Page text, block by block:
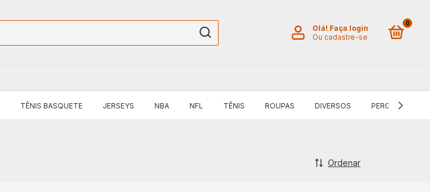
Olá! Faça login
Ou cadastre-se
0
TÊNIS BASQUETE JERSEYS NBA NFL TÊNIS ROUPAS DIVERSOS PERGUNTAS
Ordenar